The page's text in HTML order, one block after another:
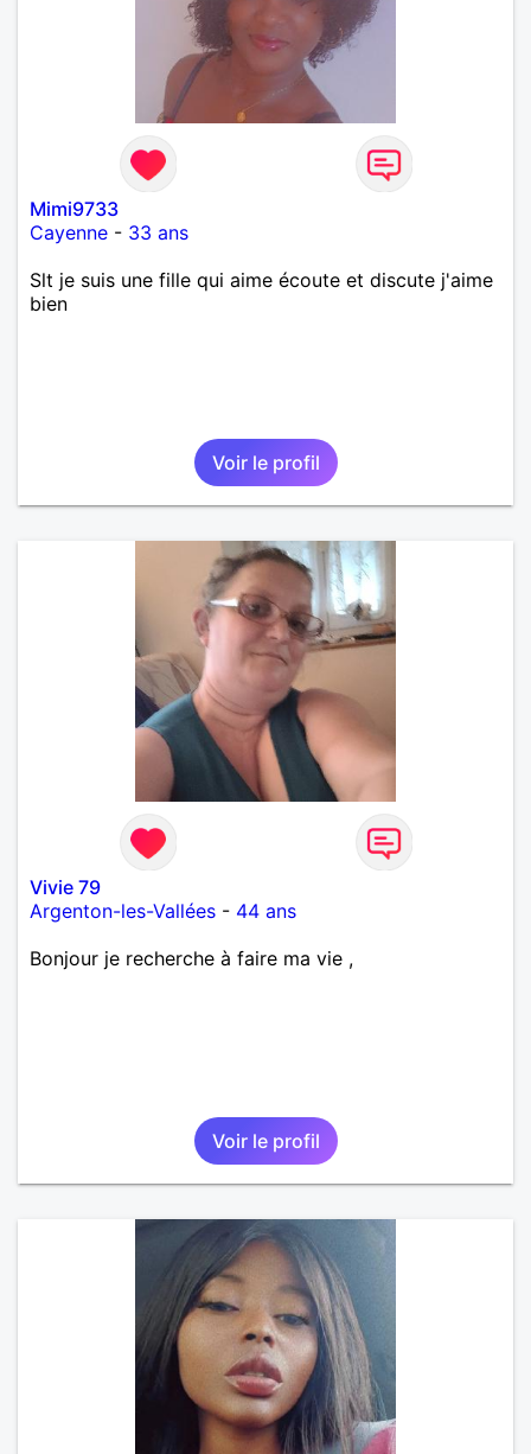
Mimi9733
Cayenne - 33 ans
Slt je suis une fille qui aime écoute et discute j'aime
bien
Voir le profil
Vivie 79
Argenton-les-Vallées - 44 ans
Bonjour je recherche à faire ma vie ,
Voir le profil